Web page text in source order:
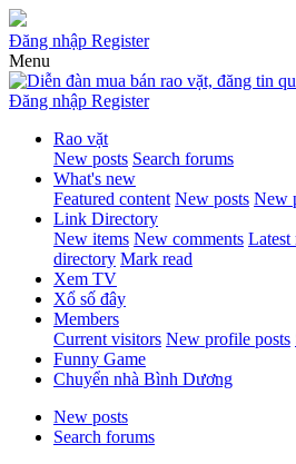
Đăng nhập Register
Menu
Đăng nhập Register
Rao vặt
New posts Search forums
What's new
Featured content New posts New
Link Directory
New items New comments Latest
directory Mark read
Xem TV
Xổ số đây
Members
Current visitors New profile posts
Funny Game
Chuyển nhà Bình Dương
New posts
Search forums